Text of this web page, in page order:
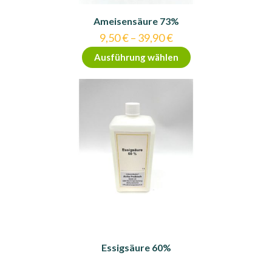
Ameisensäure 73%
9,50€– 39,90€
Ausführung wählen
Dieses
Produkt
Essigsäure 60%